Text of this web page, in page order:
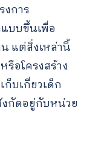
งการ
บบขึ้นเพื่อ
แต่สิ่งเหล่านี้
อโครงสร้าง
ก็บเกี่ยวเด็ก
งกัดอยู่กับหน่วย